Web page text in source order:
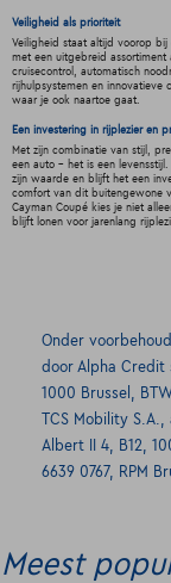
Veiligheid als prioriteit
Veiligheid staat altijd voorop bij
met een uitgebreid
cruisecontrol, automatisch
rijhulpsystemen en innovatieve
waar je ook naartoe gaat.
Een investering in rijplezier en
Met zijn combinatie van stijl,
een auto - het is een
zijn waarde en blijft het een
comfort van dit buitengewone
Cayman Coupé kies je niet
blijft lonen voor jarenlang
Onder
door Alpha Credit
1000 Brussel,
TCS Mobility
Albert II 4, B12,
6639 0767, RPM
Meest